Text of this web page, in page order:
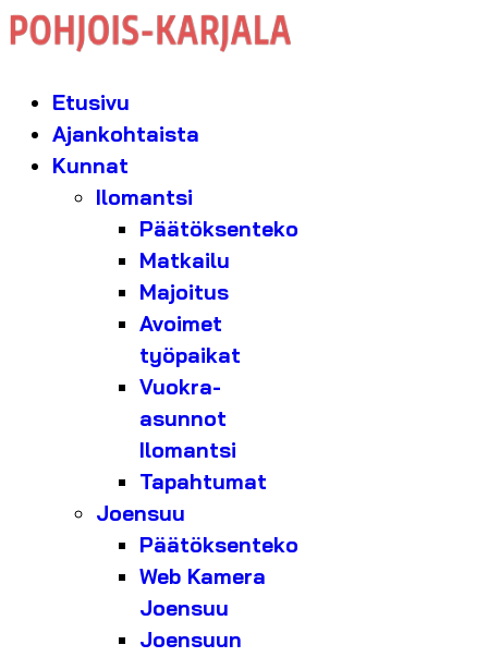
Etusivu
Ajankohtaista
Kunnat
Ilomantsi
Päätöksenteko
Matkailu
Majoitus
Avoimet
työpaikat
Vuokra-
asunnot
Ilomantsi
Tapahtumat
Joensuu
Päätöksenteko
Web Kamera
Joensuu
Joensuun